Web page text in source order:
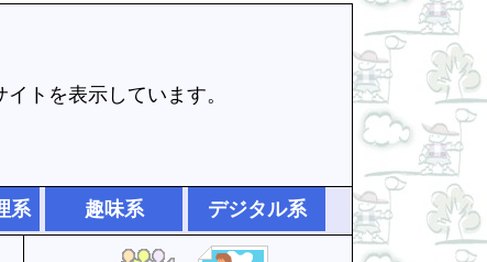
トを表示しています。
系 趣味系 デジタル系